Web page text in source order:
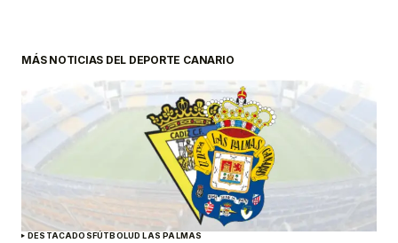
MÁS NOTICIAS DEL DEPORTE CANARIO
DESTACADOS FÚTBOLUD LAS PALMAS